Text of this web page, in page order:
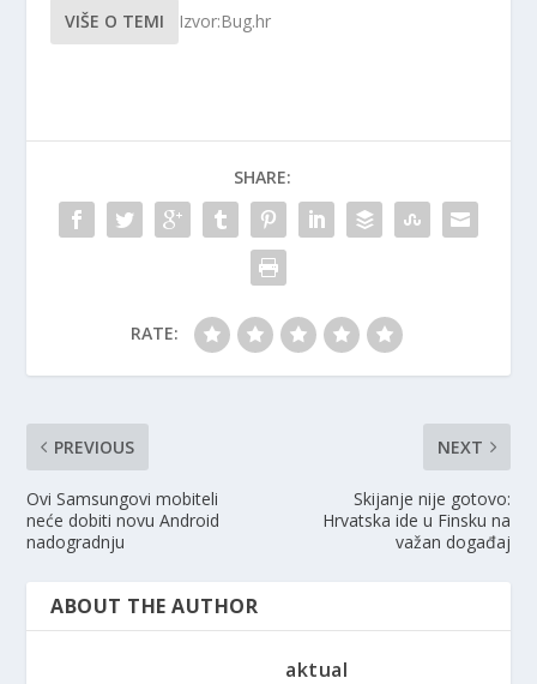
VIŠE O TEMI Izvor:Bug.hr
SHARE:
RATE:
PREVIOUS
Ovi Samsungovi mobiteli
neće dobiti novu Android
nadogradnju
NEXT
Skijanje nije gotovo:
Hrvatska ide u Finsku na
važan događaj
ABOUT THE AUTHOR
aktual